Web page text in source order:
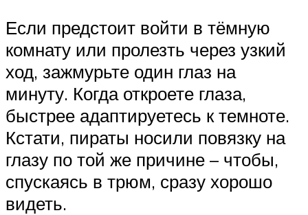
Если предстоит войти в тёмную
комнату или пролезть через узкий
ход, зажмурьте один глаз на
минуту. Когда откроете глаза,
быстрее адаптируетесь к темноте.
Кстати, пираты носили повязку на
глазу по той же причине – чтобы,
спускаясь в трюм, сразу хорошо
видеть.